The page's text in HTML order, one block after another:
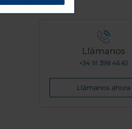
Llámanos
+34 91 398 46 61
Llámanos ahora